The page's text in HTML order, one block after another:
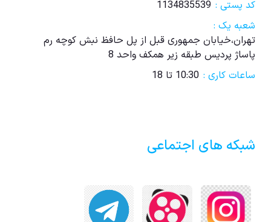
کد پستی : 1134835539
شعبه یک :
تهران،خیابان جمهوری قبل از پل حافظ نبش کوچه رم
پاساژ پردیس طبقه زیر همکف واحد 8
ساعات کاری : 10:30 تا 18
شبکه های اجتماعی